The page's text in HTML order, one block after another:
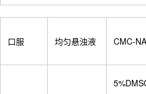
口服 均匀悬浊液 CMC-NA